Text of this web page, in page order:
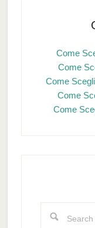
Come
Come
Come
Come
Come
this